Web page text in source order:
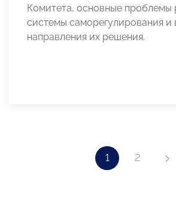
Комитета, основные проблемы
системы саморегулирования
направления их решения.
1 2